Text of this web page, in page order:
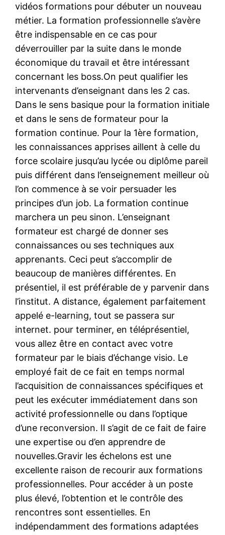
vidéos formations pour débuter un nouveau
métier. La formation professionnelle s’avère
être indispensable en ce cas pour
déverrouiller par la suite dans le monde
économique du travail et être intéressant
concernant les boss.On peut qualifier les
intervenants d’enseignant dans les 2 cas.
Dans le sens basique pour la formation initiale
et dans le sens de formateur pour la
formation continue. Pour la 1ère formation,
les connaissances apprises aillent à celle du
force scolaire jusqu’au lycée ou diplôme pareil
puis différent dans l’enseignement meilleur où
l’on commence à se voir persuader les
principes d’un job. La formation continue
marchera un peu sinon. L’enseignant
formateur est chargé de donner ses
connaissances ou ses techniques aux
apprenants. Ceci peut s’accomplir de
beaucoup de manières différentes. En
présentiel, il est préférable de y parvenir dans
l’institut. A distance, également parfaitement
appelé e-learning, tout se passera sur
internet. pour terminer, en téléprésentiel,
vous allez être en contact avec votre
formateur par le biais d’échange visio. Le
employé fait de ce fait en temps normal
l’acquisition de connaissances spécifiques et
peut les exécuter immédiatement dans son
activité professionnelle ou dans l’optique
d’une reconversion. Il s’agit de ce fait de faire
une expertise ou d’en apprendre de
nouvelles.Gravir les échelons est une
excellente raison de recourir aux formations
professionnelles. Pour accéder à un poste
plus élevé, l’obtention et le contrôle des
rencontres sont essentielles. En
indépendamment des formations adaptées